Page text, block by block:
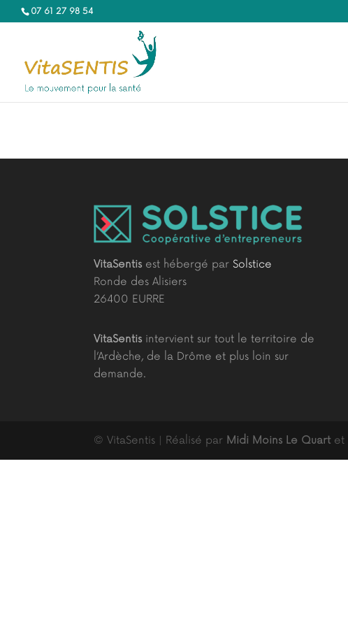
07 61 27 98 54‬
VitaSentis est hébergé par Solstice
Ronde des Alisiers
26400 EURRE
VitaSentis intervient sur tout le territoire de
l’Ardèche, de la Drôme et plus loin sur
demande.
© VitaSentis | Réalisé par Midi Moins Le Quart et